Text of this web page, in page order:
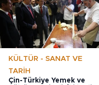
KÜLTÜR - SANAT VE
TARIH
Çin-Türkiye Yemek ve